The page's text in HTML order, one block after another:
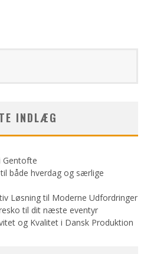
INDLÆG
Gentofte
både hverdag og særlige
Løsning til Moderne Udfordringer
til dit næste eventyr
og Kvalitet i Dansk Produktion